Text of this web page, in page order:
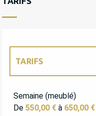
TARIFS
TARIFS 2027
Semaine (meublé)
De 550,00 € à 650,00 €